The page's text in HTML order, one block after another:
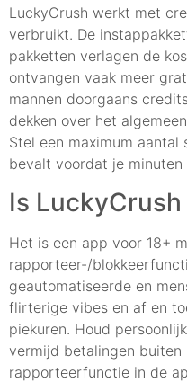
LuckyCrush werkt met
verbruikt. De
pakketten verlagen de
ontvangen vaak meer
mannen doorgaans
dekken over het
Stel een maximum aantal
bevalt voordat je minuten
Is
Het is een app voor 18+
rapporteer-/
geautomatiseerde en
flirterige vibes en af en
piekuren. Houd
vermijd betalingen
rapporteerfunctie in de